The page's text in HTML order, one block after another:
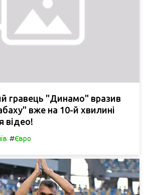
гравець "Динамо" вразив
вже на 10-й хвилині
відео!
#Євро